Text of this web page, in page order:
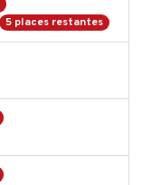
5 places restantes